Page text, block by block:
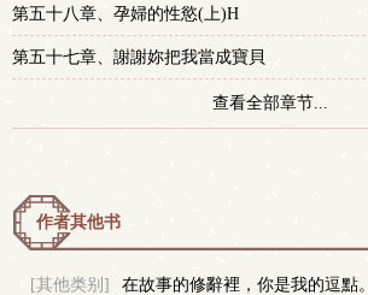
第五十八章、孕婦的性慾(上)H
第五十七章、謝謝妳把我當成寶貝
查看全部章节...
作者其他书
[其他类别] 在故事的修辭裡，你是我的逗點。